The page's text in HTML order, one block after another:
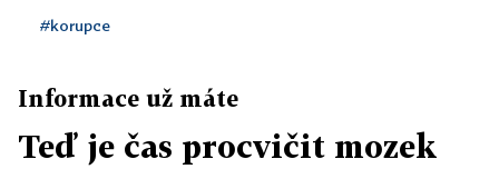
#korupce
Informace už máte
Teď je čas procvičit mozek